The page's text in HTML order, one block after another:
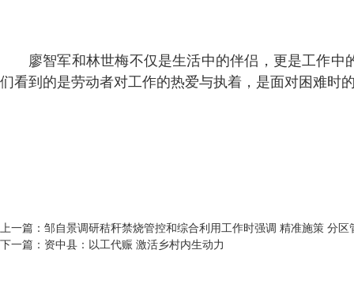
廖智军和林世梅不仅是生活中的伴侣，更是工作
们看到的是劳动者对工作的热爱与执着，是面对困难时
上一篇： 邹自景调研秸秆禁烧管控和综合利用工作时强调 精准施策 分
下一篇： 资中县：以工代赈 激活乡村内生动力